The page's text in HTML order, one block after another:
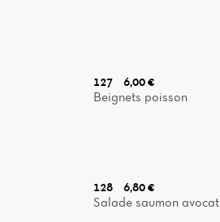
127
6,00 €
Beignets poisson
128
6,80 €
Salade saumon avocat